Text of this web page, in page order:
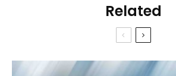
Related